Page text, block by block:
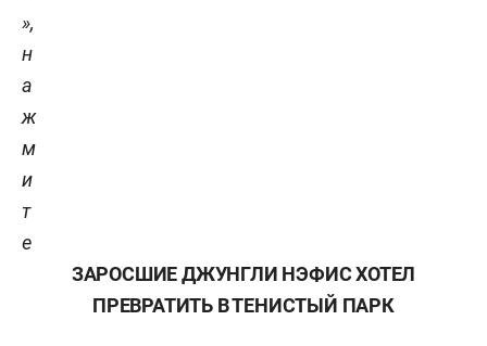
»,
н
а
ж
м
и
т
е
ЗАРОСШИЕ ДЖУНГЛИ НЭФИС ХОТЕЛ
ПРЕВРАТИТЬ В ТЕНИСТЫЙ ПАРК